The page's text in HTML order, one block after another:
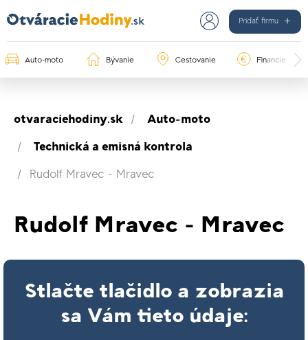
Pridať firmu
Auto-moto Bývanie Cestovanie Financie
otvaraciehodiny.sk Auto-moto
Technická a emisná kontrola
Rudolf Mravec - Mravec
Rudolf Mravec - Mravec
Stlačte tlačidlo a zobrazia
sa Vám tieto údaje: